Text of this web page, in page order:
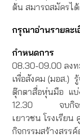
ต้น สมารถสมัครไ
กรุณาอ่านรายละ
กำหนดการ
08.30-09.00 ลง
เพื่อสังคม (มอส.)
ตุ๊กตาสื่อหุ่นมือ แ
12.30 จบกิจกร
เยาวชน โรงเรีย
กิจกรรมสร้างสรรค์